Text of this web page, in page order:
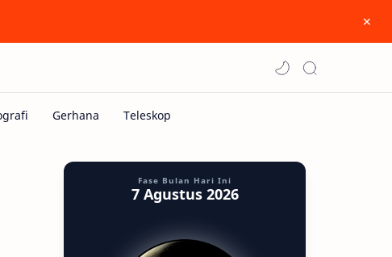
Fase Bulan Hari Ini
7 Agustus 2026